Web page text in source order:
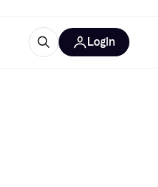
Login